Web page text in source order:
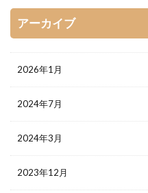
アーカイブ
2026年1月
2024年7月
2024年3月
2023年12月